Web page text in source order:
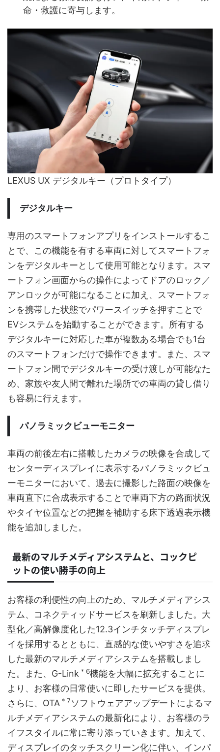
命・救護に寄与します。
LEXUS UX デジタルキー（プロトタイプ）
デジタルキー
専用のスマートフォンアプリをインストールするこ
とで、この機能を有する車両に対してスマートフォ
ンをデジタルキーとして使用可能となります。スマ
ートフォン画面からの操作によってドアのロック／
アンロックが可能になることに加え、スマートフォ
ンを携帯した状態でパワースイッチを押すことで
EVシステムを始動することができます。所有する
デジタルキーに対応した車が複数ある場合でも1台
のスマートフォンだけで操作できます。また、スマ
ートフォン間でデジタルキーの受け渡しが可能なた
め、家族や友人間で離れた場所での車両の貸し借り
も容易に行えます。
パノラミックビューモニター
車両の前後左右に搭載したカメラの映像を合成して
センターディスプレイに表示するパノラミックビュ
ーモニターにおいて、過去に撮影した路面の映像を
車両直下に合成表示することで車両下方の路面状況
やタイヤ位置などの把握を補助する床下透過表示機
能を追加しました。
最新のマルチメディアシステムと、コックピ
ットの使い勝手の向上
お客様の利便性の向上のため、マルチメディアシス
テム、コネクティッドサービスを刷新しました。大
型化／高解像度化した12.3インチタッチディスプレ
イを採用するとともに、直感的な使いやすさを追求
した最新のマルチメディアシステムを搭載しまし
た。また、G-Link ＊6機能を大幅に拡充することに
より、お客様の日常使いに即したサービスを提供。
さらに、OTA ＊7ソフトウェアアップデートによるマ
ルチメディアシステムの最新化により、お客様のラ
イフスタイルに常に寄り添っていきます。加えて、
ディスプレイのタッチスクリーン化に伴い、インパ